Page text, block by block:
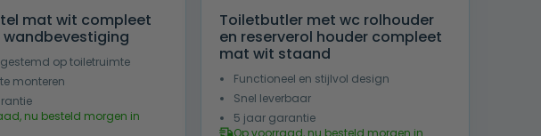
mat wit compleet
op toiletruimte
monteren
nu besteld morgen in
Toiletbutler met wc rolhouder
en reserverol houder compleet
mat wit staand
Functioneel en stijlvol design
Snel leverbaar
5 jaar garantie
Op voorraad, nu besteld morgen in